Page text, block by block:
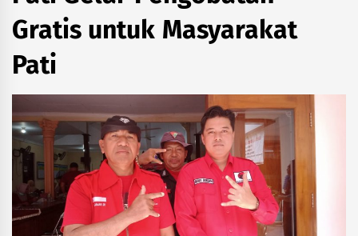
Gratis untuk Masyarakat
Pati